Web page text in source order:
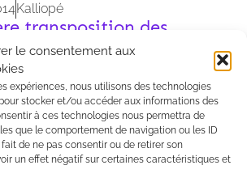
le consentement aux
expériences, nous utilisons des technologies
stocker et/ou accéder aux informations des
à ces technologies nous permettra de
que le comportement de navigation ou les ID
de ne pas consentir ou de retirer son
un effet négatif sur certaines caractéristiques et
Kalliopé
transposition des
européennes
et 2014/25/UE
à la passation des
publics
2014-1097 du 26 septembre
aux mesures de
applicables aux marchés